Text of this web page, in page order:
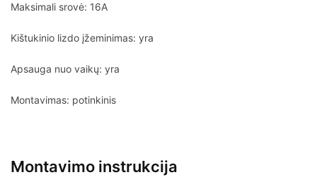
Maksimali srovė: 16A
Kištukinio lizdo įžeminimas: yra
Apsauga nuo vaikų: yra
Montavimas: potinkinis
Montavimo instrukcija